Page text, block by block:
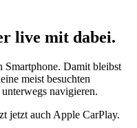
live mit dabei.
Damit bleibst
meist besuchten
navigieren.
jetzt auch Apple CarPlay.